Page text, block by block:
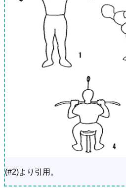
(#2)より引用。